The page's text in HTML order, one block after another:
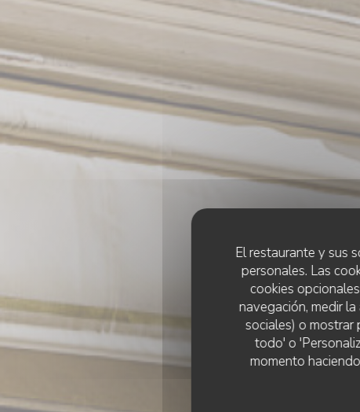
El restaurante y sus
personales. Las
cookies
navegación, medir
sociales) o
todo' o
momento